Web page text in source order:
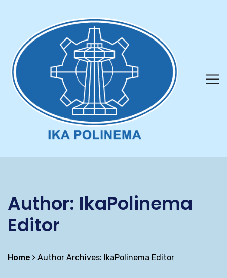
Author: IkaPolinema
Editor
Home Author Archives: IkaPolinema Editor